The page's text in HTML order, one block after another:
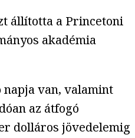
állította a Princetoni
akadémia
van, valamint
az átfogó
dolláros jövedelemig